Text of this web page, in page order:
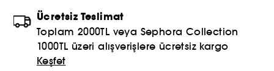
Ücretsiz Teslimat
Toplam 2000TL veya Sephora Collection
1000TL üzeri alışverişlere ücretsiz kargo
Keşfet